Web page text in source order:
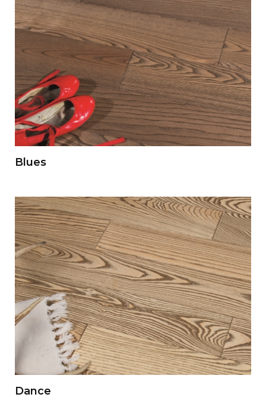
Blues
Dance